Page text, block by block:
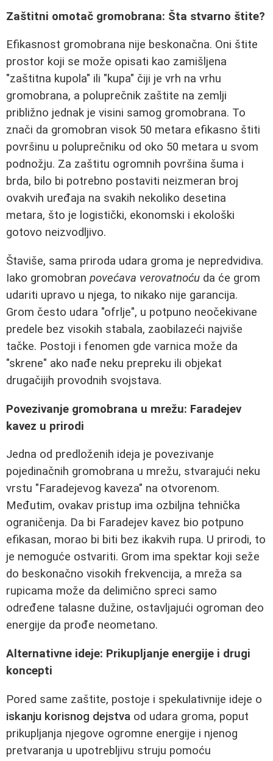
Zaštitni omotač gromobrana: Šta stvarno štite?
Efikasnost gromobrana nije beskonačna. Oni štite
prostor koji se može opisati kao zamišljena
"zaštitna kupola" ili "kupa" čiji je vrh na vrhu
gromobrana, a poluprečnik zaštite na zemlji
približno jednak je visini samog gromobrana. To
znači da gromobran visok 50 metara efikasno štiti
površinu u poluprečniku od oko 50 metara u svom
podnožju. Za zaštitu ogromnih površina šuma i
brda, bilo bi potrebno postaviti neizmeran broj
ovakvih uređaja na svakih nekoliko desetina
metara, što je logistički, ekonomski i ekološki
gotovo neizvodljivo.
Štaviše, sama priroda udara groma je nepredvidiva.
Iako gromobran povećava verovatnoću da će grom
udariti upravo u njega, to nikako nije garancija.
Grom često udara "ofrlje", u potpuno neočekivane
predele bez visokih stabala, zaobilazeći najviše
tačke. Postoji i fenomen gde varnica može da
"skrene" ako nađe neku prepreku ili objekat
drugačijih provodnih svojstava.
Povezivanje gromobrana u mrežu: Faradejev
kavez u prirodi
Jedna od predloženih ideja je povezivanje
pojedinačnih gromobrana u mrežu, stvarajući neku
vrstu "Faradejevog kaveza" na otvorenom.
Međutim, ovakav pristup ima ozbiljna tehnička
ograničenja. Da bi Faradejev kavez bio potpuno
efikasan, morao bi biti bez ikakvih rupa. U prirodi, to
je nemoguće ostvariti. Grom ima spektar koji seže
do beskonačno visokih frekvencija, a mreža sa
rupicama može da delimično spreci samo
određene talasne dužine, ostavljajući ogroman deo
energije da prođe neometano.
Alternativne ideje: Prikupljanje energije i drugi
koncepti
Pored same zaštite, postoje i spekulativnije ideje o
iskanju korisnog dejstva od udara groma, poput
prikupljanja njegove ogromne energije i njenog
pretvaranja u upotrebljivu struju pomoću